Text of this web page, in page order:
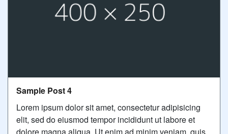
Sample Post 4
Lorem ipsum dolor sit amet, consectetur adipisicing
elit, sed do eiusmod tempor incididunt ut labore et